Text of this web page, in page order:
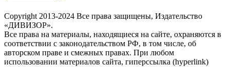
Copyright 2013-2024 Все права защищены, Издательство
«ДИВИЗОР».
Все права на материалы, находящиеся на сайте, охраняются в
соответствии с законодательством РФ, в том числе, об
авторском праве и смежных правах. При любом
использовании материалов сайта, гиперссылка (hyperlink)